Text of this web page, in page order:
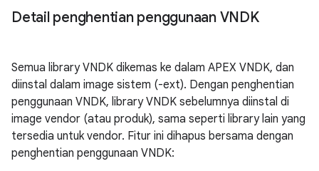
Detail penghentian penggunaan VNDK
Semua library VNDK dikemas ke dalam APEX VNDK, dan
diinstal dalam image sistem (-ext). Dengan penghentian
penggunaan VNDK, library VNDK sebelumnya diinstal di
image vendor (atau produk), sama seperti library lain yang
tersedia untuk vendor. Fitur ini dihapus bersama dengan
penghentian penggunaan VNDK: